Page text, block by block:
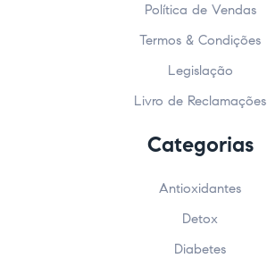
Política de Vendas
Termos & Condições
Legislação
Livro de Reclamações
Categorias
Antioxidantes
Detox
Diabetes